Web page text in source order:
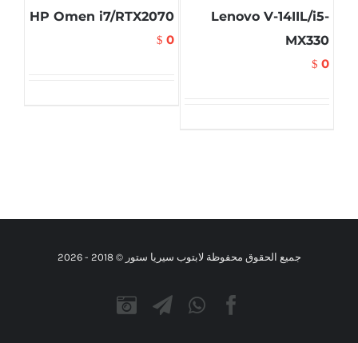
Lenovo V-14IIL/i5-
MX330
$ 0
HP Omen i7/RTX2070
$ 0
جميع الحقوق محفوظة لابتوب سيريا ستور © 2018 - 2026
Facebook
WhatsApp
Telegram